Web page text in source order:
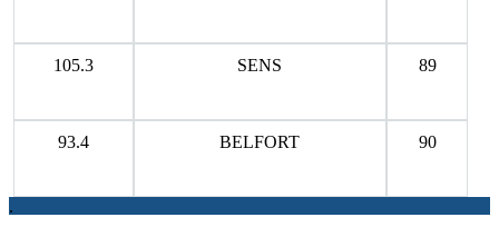
105.3 SENS 89
93.4 BELFORT 90
.